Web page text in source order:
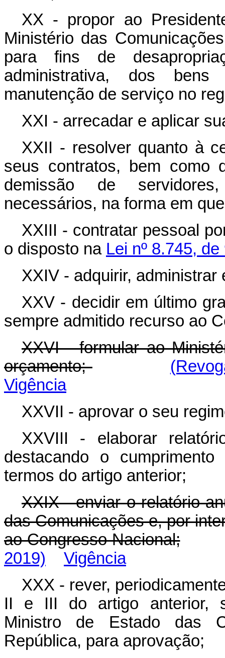
XX - propor ao
Ministério das
para fins de
administrativa, dos
manutenção de serviço no
XXI - arrecadar e aplicar
XXII - resolver quanto à
seus contratos, bem como
demissão de
necessários, na forma em
XXIII - contratar pessoal
o disposto na Lei nº 8.745,
XXIV - adquirir, administrar
XXV - decidir em último
sempre admitido recurso ao
XXVI - formular ao
orçamento;
Vigência
XXVII - aprovar o seu
XXVIII - elaborar
destacando o
termos do artigo anterior;
XXIX - enviar o relatório
das Comunicações e, por
ao Congresso Nacional;
2019)
Vigência
XXX - rever,
II e III do artigo anterior,
Ministro de Estado das
República, para aprovação;